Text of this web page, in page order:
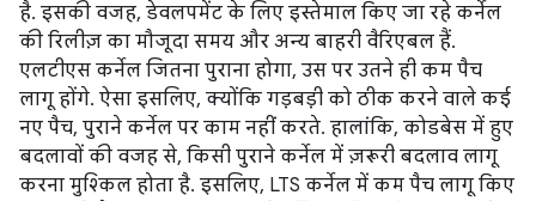
है. इसकी वजह, डेवलपमेंट के लिए इस्तेमाल किए जा रहे कर्नेल
की रिलीज़ का मौजूदा समय और अन्य बाहरी वैरिएबल हैं.
एलटीएस कर्नेल जितना पुराना होगा, उस पर उतने ही कम पैच
लागू होंगे. ऐसा इसलिए, क्योंकि गड़बड़ी को ठीक करने वाले कई
नए पैच, पुराने कर्नेल पर काम नहीं करते. हालांकि, कोडबेस में हुए
बदलावों की वजह से, किसी पुराने कर्नेल में ज़रूरी बदलाव लागू
करना मुश्किल होता है. इसलिए, LTS कर्नेल में कम पैच लागू किए